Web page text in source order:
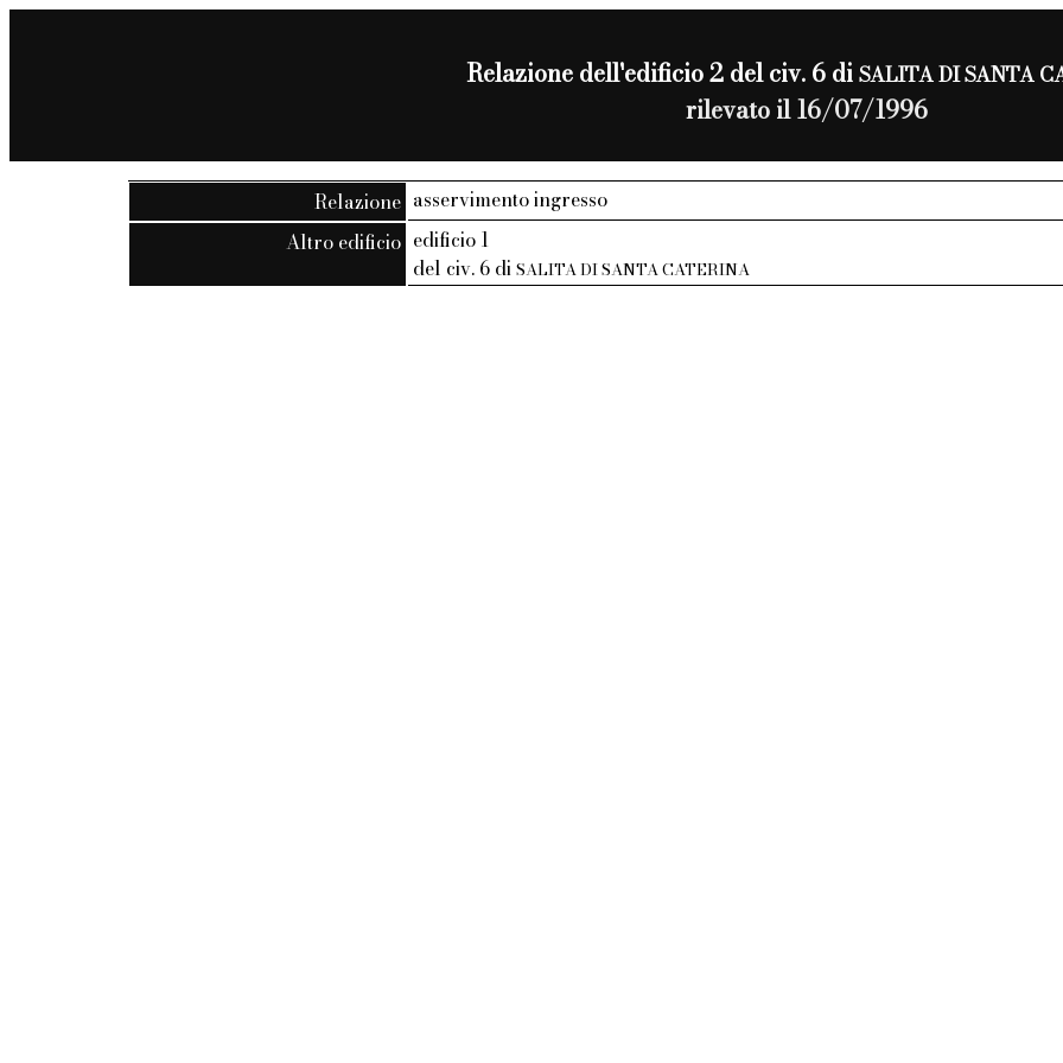
Relazione dell'edificio 2 del civ. 6 diSALITA DI SANTA
rilevato il 16/07/1996
Relazione asservimento ingresso
Altro edificio edificio 1
del civ. 6 diSALITA DI SANTA CATERINA